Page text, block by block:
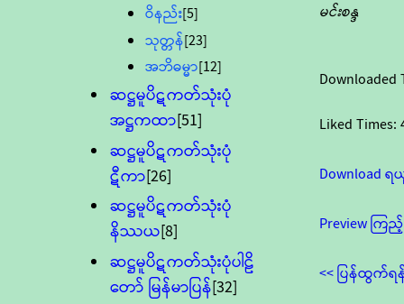
ဝိနည်း[5]
သုတ္တန်[23]
အဘိဓမ္မာ[12]
ဆဋ္ဌမူပိဋကတ်သုံးပုံ
အဋ္ဌကထာ[51]
ဆဋ္ဌမူပိဋကတ်သုံးပုံ
ဋီကာ[26]
ဆဋ္ဌမူပိဋကတ်သုံးပုံ
နိဿယ[8]
ဆဋ္ဌမူပိဋကတ်သုံးပုံပါဠိ
တော် မြန်မာပြန်[32]
မင်းစန္ဒ
Downloaded
Liked Times:
Download
Preview ကြ
<< ပြန်ထွက်ရ